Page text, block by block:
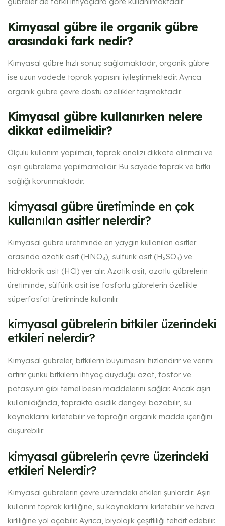
Kimyasal gübre ile organik gübre
arasındaki fark nedir?
Kimyasal gübre hızlı sonuç sağlamaktadır, organik gübre
ise uzun vadede toprak yapısını iyileştirmektedir. Ayrıca
organik gübre çevre dostu özellikler taşımaktadır.
Kimyasal gübre kullanırken nelere
dikkat edilmelidir?
Ölçülü kullanım yapılmalı, toprak analizi dikkate alınmalı ve
aşırı gübreleme yapılmamalıdır. Bu sayede toprak ve bitki
sağlığı korunmaktadır.
kimyasal gübre üretiminde en çok
kullanılan asitler nelerdir​?
Kimyasal gübre üretiminde en yaygın kullanılan asitler
arasında azotik asit (HNO₃), sülfürik asit (H₂SO₄) ve
hidroklorik asit (HCl) yer alır. Azotik asit, azotlu gübrelerin
üretiminde, sülfürik asit ise fosforlu gübrelerin özellikle
süperfosfat üretiminde kullanılır.
kimyasal gübrelerin bitkiler üzerindeki
etkileri nelerdir​?
Kimyasal gübreler, bitkilerin büyümesini hızlandırır ve verimi
artırır çünkü bitkilerin ihtiyaç duyduğu azot, fosfor ve
potasyum gibi temel besin maddelerini sağlar. Ancak aşırı
kullanıldığında, toprakta asidik dengeyi bozabilir, su
kaynaklarını kirletebilir ve toprağın organik madde içeriğini
düşürebilir.
kimyasal gübrelerin çevre üzerindeki
etkileri​ Nelerdir?
Kimyasal gübrelerin çevre üzerindeki etkileri şunlardır: Aşırı
kullanım toprak kirliliğine, su kaynaklarını kirletebilir ve hava
kirliliğine yol açabilir. Ayrıca, biyolojik çeşitliliği tehdit edebilir.